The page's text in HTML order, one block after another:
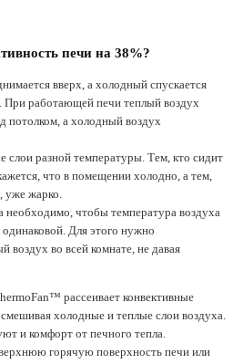
печи на 38%?
вверх, а холодный спускается
При работающей печи теплый воздух
потолком, а холодный воздух
слои разной температуры. Тем, кто сидит
что в помещении холодно, а тем,
уже жарко.
чтобы температура воздуха
Для этого нужно
воздух во всей комнате, не давая
рассеивает конвективные
холодные и теплые слои воздуха.
и комфорт от печного тепла.
горячую поверхность печи или